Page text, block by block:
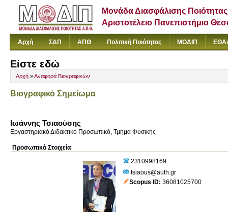
Μονάδα Διασφάλισης Ποιότητας
Αριστοτέλειο Πανεπιστήμιο
Αρχή ΣΔΠ ΑΠΘ Πολιτική Ποιότητας ΜΟΔΙΠ
Είστε εδώ
Αρχή »Αναφορά Βιογραφικών
Βιογραφικό Σημείωμα
Ιωάννης Τσιαούσης
Εργαστηριακό Διδακτικό Προσωπικό, Τμήμα Φυσικής
Προσωπικά Στοιχεία
2310998169
tsiaous@auth.gr
Scopus ID 36081025700